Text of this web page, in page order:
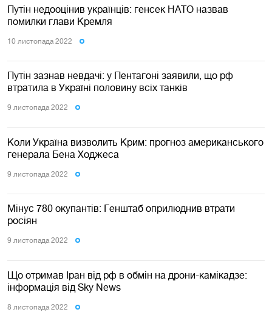
Путін недооцінив українців: генсек НАТО назвав
помилки глави Кремля
10 листопада 2022
Путін зазнав невдачі: у Пентагоні заявили, що рф
втратила в Україні половину всіх танків
9 листопада 2022
Коли Україна визволить Крим: прогноз американського
генерала Бена Ходжеса
9 листопада 2022
Мінус 780 окупантів: Генштаб оприлюднив втрати
росіян
9 листопада 2022
Що отримав Іран від рф в обмін на дрони-камікадзе:
інформація від Sky News
8 листопада 2022